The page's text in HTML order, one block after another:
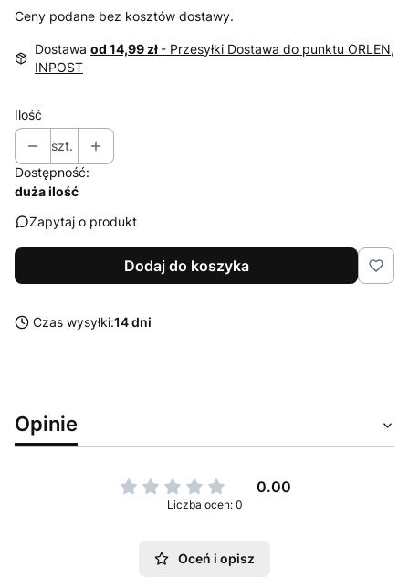
Ceny podane bez kosztów dostawy.
Dostawa od 14,99 zł - Przesyłki Dostawa do punktu ORLEN,
INPOST
Ilość
szt.
Dostępność:
duża ilość
Zapytaj o produkt
Dodaj do koszyka
Czas wysyłki:14 dni
Opinie
0.00
Liczba ocen: 0
Oceń i opisz